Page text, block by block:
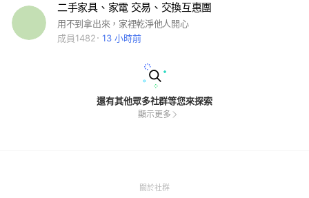
二手家具、家電 交易、交換互惠團
用不到拿出來，家裡乾淨他人開心
成員1482
13 小時前
還有其他眾多社群等您來探索
顯示更多
關於社群(Open